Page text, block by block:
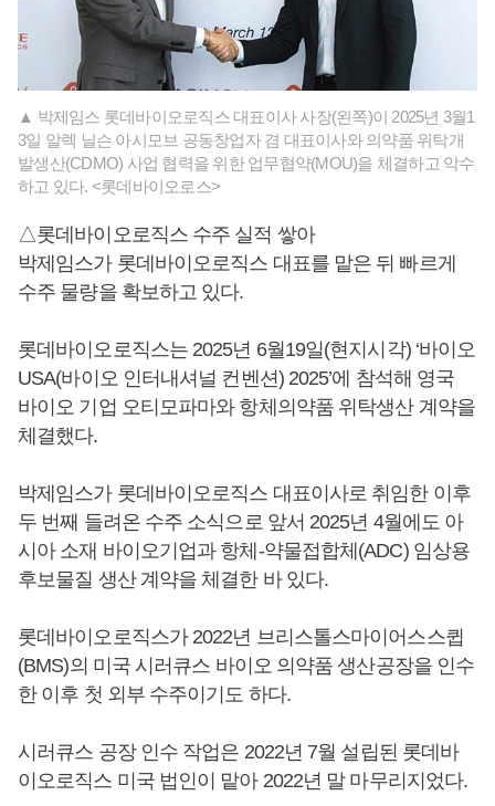
▲ 박제임스 롯데바이오로직스 대표이사 사장(왼쪽)이 2025년 3월1
3일 알렉 닐슨 아시모브 공동창업자 겸 대표이사와 의약품 위탁개
발생산(CDMO) 사업 협력을 위한 업무협약(MOU)을 체결하고 악수
하고 있다. <롯데바이오로스>
△롯데바이오로직스 수주 실적 쌓아
박제임스가 롯데바이오로직스 대표를 맡은 뒤 빠르게
수주 물량을 확보하고 있다.
롯데바이오로직스는 2025년 6월19일(현지시각) ‘바이오
USA(바이오 인터내셔널 컨벤션) 2025’에 참석해 영국
바이오 기업 오티모파마와 항체의약품 위탁생산 계약을
체결했다.
박제임스가 롯데바이오로직스 대표이사로 취임한 이후
두 번째 들려온 수주 소식으로 앞서 2025년 4월에도 아
시아 소재 바이오기업과 항체-약물접합체(ADC) 임상용
후보물질 생산 계약을 체결한 바 있다.
롯데바이오로직스가 2022년 브리스톨스마이어스스큅
(BMS)의 미국 시러큐스 바이오 의약품 생산공장을 인수
한 이후 첫 외부 수주이기도 하다.
시러큐스 공장 인수 작업은 2022년 7월 설립된 롯데바
이오로직스 미국 법인이 맡아 2022년 말 마무리지었다.